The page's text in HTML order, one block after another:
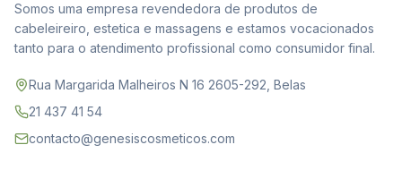
Somos uma empresa revendedora de produtos de
cabeleireiro, estetica e massagens e estamos vocacionados
tanto para o atendimento profissional como consumidor final.
Rua Margarida Malheiros N 16 2605-292, Belas
21 437 41 54
contacto@genesiscosmeticos.com